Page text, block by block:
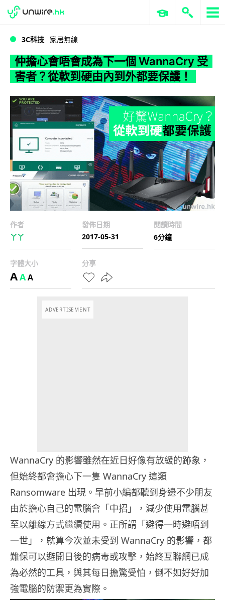
WWDC 2026 ERP 與商業 AI
3C科技 家居無線
仲擔心會唔會成為下一個 WannaCry 受
害者？從軟到硬由內到外都要保護！
作者
丫丫
發佈日期
2017-05-31
閱讀時間
6分鐘
字體大小
AAA
分享
ADVERTISEMENT
WannaCry 的影響雖然在近日好像有放緩的跡象，
但始終都會擔心下一隻 WannaCry 這類
Ransomware 出現。早前小編都聽到身邊不少朋友
由於擔心自己的電腦會「中招」，減少使用電腦甚
至以離線方式繼續使用。正所謂「避得一時避唔到
一世」，就算今次並未受到 WannaCry 的影響，都
難保可以避開日後的病毒或攻擊，始終互聯網已成
為必然的工具，與其每日擔驚受怕，倒不如好好加
強電腦的防禦更為實際。